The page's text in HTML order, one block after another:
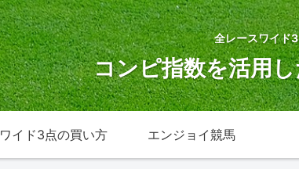
全レースワイド
コンピ指数を活用
ワイド3点の買い方 エンジョイ競馬